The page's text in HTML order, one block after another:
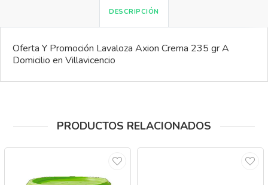
DESCRIPCIÓN
Oferta Y Promoción Lavaloza Axion Crema 235 gr A
Domicilio en Villavicencio
PRODUCTOS RELACIONADOS